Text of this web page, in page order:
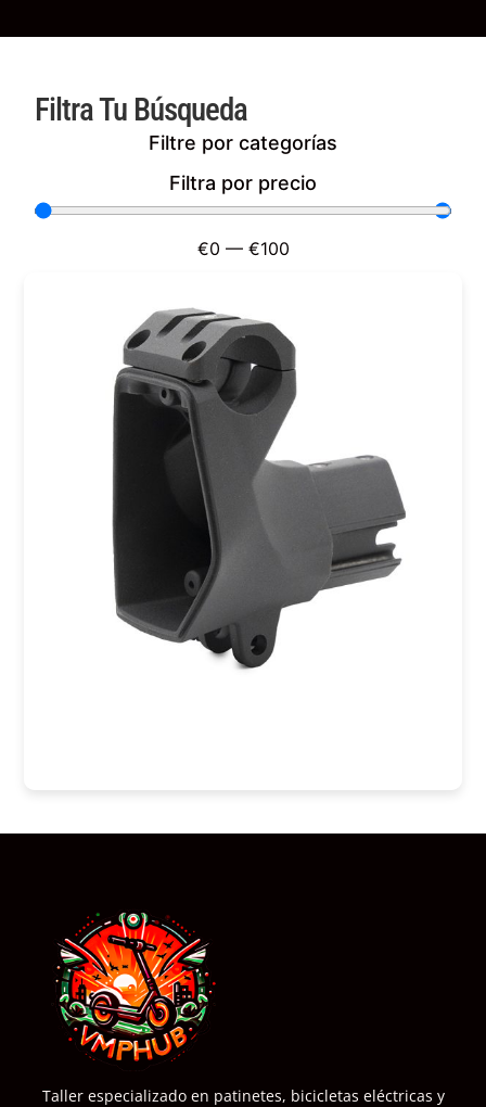
Filtra Tu Búsqueda
Filtre por categorías
Filtra por precio
€0 — €100
Taller especializado en patinetes, bicicletas eléctricas y